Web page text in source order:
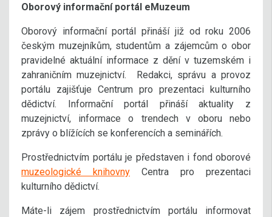
Oborový informační portál eMuzeum
Oborový informační portál přináší již od roku 2006
českým muzejníkům, studentům a zájemcům o obor
pravidelné aktuální informace z dění v tuzemském i
zahraničním muzejnictví. Redakci, správu a provoz
portálu zajišťuje Centrum pro prezentaci kulturního
dědictví. Informační portál přináší aktuality z
muzejnictví, informace o trendech v oboru nebo
zprávy o blížících se konferencích a seminářích.
Prostřednictvím portálu je představen i fond oborové
muzeologické knihovny Centra pro prezentaci
kulturního dědictví.
Máte-li zájem prostřednictvím portálu informovat